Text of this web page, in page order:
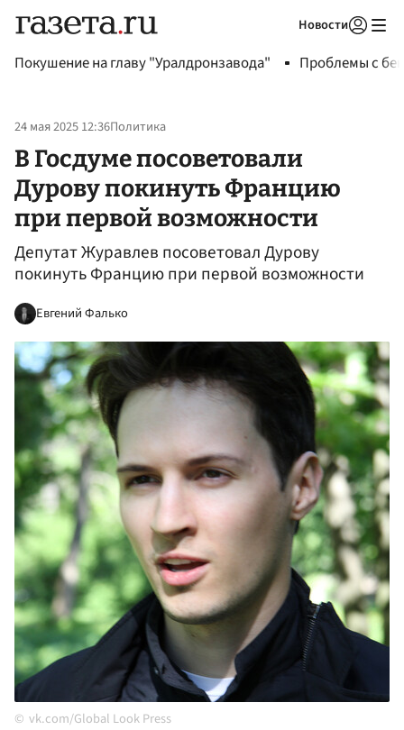
Новости
Покушение на главу "Уралдронзавода" Проблемы с
24 мая 2025 12:36Политика
В Госдуме посоветовали
Дурову покинуть Францию
при первой возможности
Депутат Журавлев посоветовал Дурову
покинуть Францию при первой возможности
Евгений Фалько
vk.com/Global Look Press